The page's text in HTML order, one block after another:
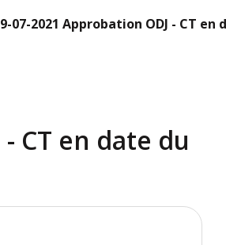
07-2021 Approbation ODJ - CT en
CT en date du